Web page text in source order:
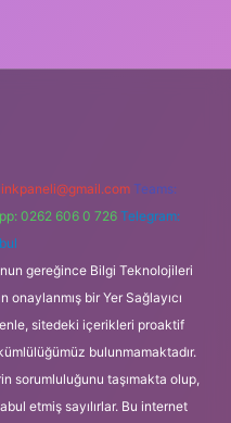
Teams:
0262 606 0 726 Telegram:
gereğince Bilgi Teknolojileri
onaylanmış bir Yer Sağlayıcı
sitedeki içerikleri proaktif
bulunmamaktadır.
sorumluluğunu taşımakta olup,
etmiş sayılırlar. Bu internet